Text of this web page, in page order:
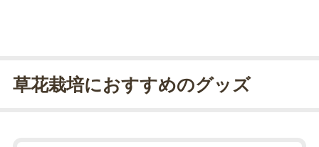
草花栽培におすすめのグッズ